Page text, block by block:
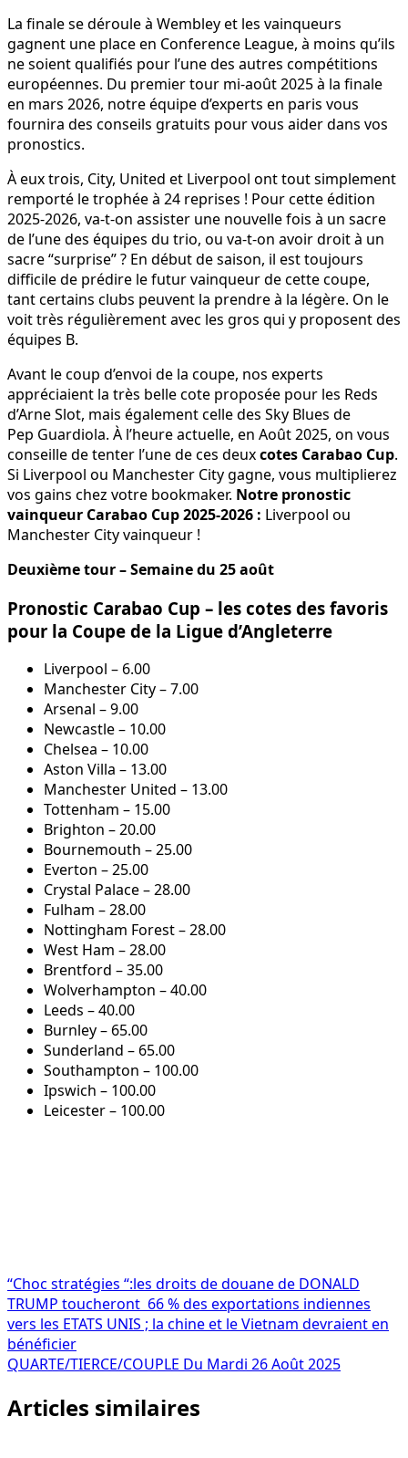
La finale se déroule à Wembley et les vainqueurs
gagnent une place en Conference League, à moins qu’ils
ne soient qualifiés pour l’une des autres compétitions
européennes. Du premier tour mi-août 2025 à la finale
en mars 2026, notre équipe d’experts en paris vous
fournira des conseils gratuits pour vous aider dans vos
pronostics.
À eux trois, City, United et Liverpool ont tout simplement
remporté le trophée à 24 reprises ! Pour cette édition
2025-2026, va-t-on assister une nouvelle fois à un sacre
de l’une des équipes du trio, ou va-t-on avoir droit à un
sacre “surprise” ? En début de saison, il est toujours
difficile de prédire le futur vainqueur de cette coupe,
tant certains clubs peuvent la prendre à la légère. On le
voit très régulièrement avec les gros qui y proposent des
équipes B.
Avant le coup d’envoi de la coupe, nos experts
appréciaient la très belle cote proposée pour les Reds
d’Arne Slot, mais également celle des Sky Blues de
Pep Guardiola. À l’heure actuelle, en Août 2025, on vous
conseille de tenter l’une de ces deuxcotes Carabao Cup.
Si Liverpool ou Manchester City gagne, vous multiplierez
vos gains chez votre bookmaker. Notre pronostic
vainqueur Carabao Cup 2025-2026 : Liverpool ou
Manchester City vainqueur !
Deuxième tour – Semaine du 25 août
Pronostic Carabao Cup – les cotes des favoris
pour la Coupe de la Ligue d’Angleterre
Liverpool – 6.00
Manchester City – 7.00
Arsenal – 9.00
Newcastle – 10.00
Chelsea – 10.00
Aston Villa – 13.00
Manchester United – 13.00
Tottenham – 15.00
Brighton – 20.00
Bournemouth – 25.00
Everton – 25.00
Crystal Palace – 28.00
Fulham – 28.00
Nottingham Forest – 28.00
West Ham – 28.00
Brentford – 35.00
Wolverhampton – 40.00
Leeds – 40.00
Burnley – 65.00
Sunderland – 65.00
Southampton – 100.00
Ipswich – 100.00
Leicester – 100.00
Navigation
de
l’article
“Choc stratégies “:les droits de douane de DONALD
TRUMP toucheront 66 % des exportations indiennes
vers les ETATS UNIS ; la chine et le Vietnam devraient en
bénéficier
QUARTE/TIERCE/COUPLE Du Mardi 26 Août 2025
Articles similaires